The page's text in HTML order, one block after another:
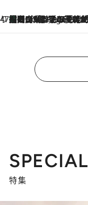
47都道府県の手みやげ ひんやりスイーツで夏を満喫
3 Hours Ago
【岡山県】この夏絶対食べたい 冷やしておいしいおやつ3選 フルーツが主役のプリンやアイスが勢揃い
SPECIAL
特集